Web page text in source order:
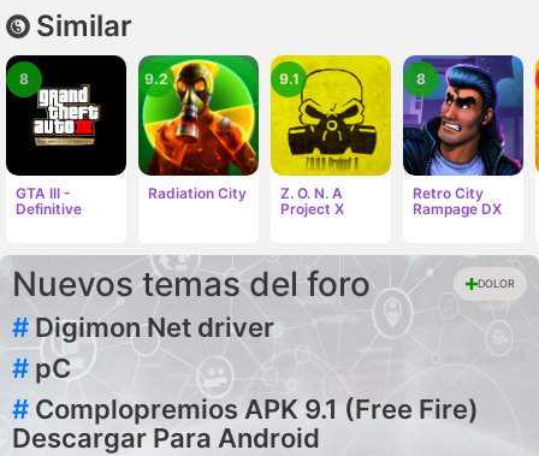
Similar
GTA III -
Definitive
8
Radiation City
9.2
Z. O. N. A
Project X
9.1
Retro City
Rampage DX
8
Nuevos temas del foro DOLOR
# Digimon Net driver
# pC
# Complopremios APK 9.1 (Free Fire)
Descargar Para Android